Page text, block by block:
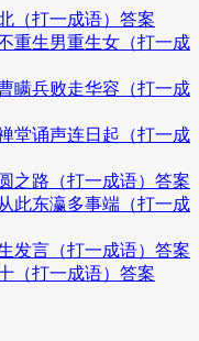
（打一成语）答案
重生男重生女（打一成
瞒兵败走华容（打一成
堂诵声连日起（打一成
之路（打一成语）答案
此东瀛多事端（打一成
发言（打一成语）答案
（打一成语）答案